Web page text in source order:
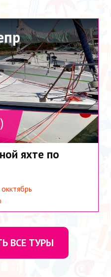
яхте по
ВСЕ ТУРЫ